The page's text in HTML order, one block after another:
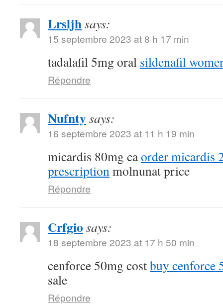
Lrsljhsays:
15 septembre 2023 at 8 h 17 min
tadalafil 5mg oral sildenafil
Répondre
Nufntysays:
16 septembre 2023 at 11 h 19 min
micardis 80mg caorder micardis
prescriptionmolnunat price
Répondre
Crfgio says:
18 septembre 2023 at 17 h 50 min
cenforce 50mg costbuy cenforce
sale
Répondre